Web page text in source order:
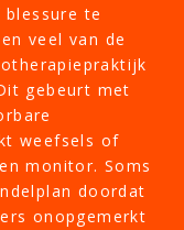
te
veel van de
gebeurt met
weefsels of
monitor. Soms
doordat
onopgemerkt